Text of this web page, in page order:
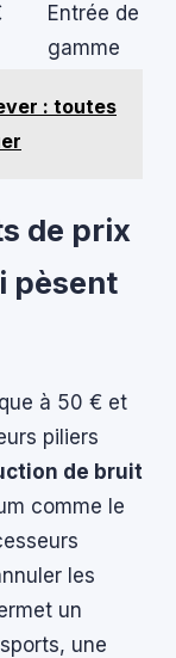
Entrée de
gamme
: toutes
de prix
pèsent
à 50 € et
piliers
de bruit
comme le
les
un
une